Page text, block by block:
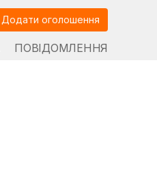
Додати оголошення
ПОВІДОМЛЕННЯ